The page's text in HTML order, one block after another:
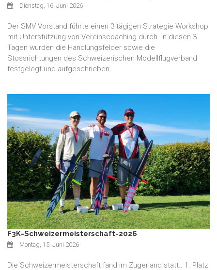
Dienstag, 16. Juni 2026
Der SMV Vorstand führte einen 3 tägigen Strategie Workshop
mit Unterstützung von Vereinscoaching durch. In diesen 3
Tagen wurden die Handlungsfelder sowie die
Stossrichtungen des Schweizerischen Modellflugverband
festgelegt und aufgeschrieben.
F3K-Schweizermeisterschaft-2026
Montag, 15. Juni 2026
Die Schweizermeisterschaft fand im Zugerland statt.. 1. Platz